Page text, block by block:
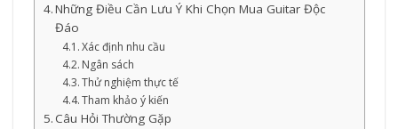
Những Điều Cần Lưu Ý Khi Chọn Mua Guitar Độc
Đáo
Xác định nhu cầu
Ngân sách
Thử nghiệm thực tế
Tham khảo ý kiến
Câu Hỏi Thường Gặp